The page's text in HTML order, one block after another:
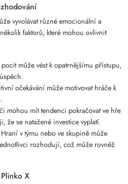
vyvolávat různé emocionální a
faktorů, které mohou ovlivnit
může vést k opatrnějšímu přístupu,
očekávání může motivovat hráče k
mohou mít tendenci pokračovat ve hře
že se natažené investice vyplatí.
v týmu nebo ve skupině může
rozhodují, což může rovněž
X